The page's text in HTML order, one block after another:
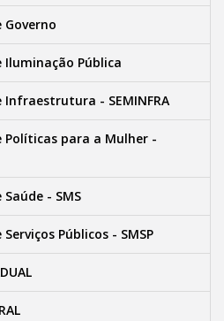
Pública
- SEMINFRA
Políticas para a Mulher -
- SMS
Públicos - SMSP